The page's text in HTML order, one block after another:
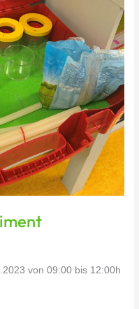
von 09:00 bis 12:00h